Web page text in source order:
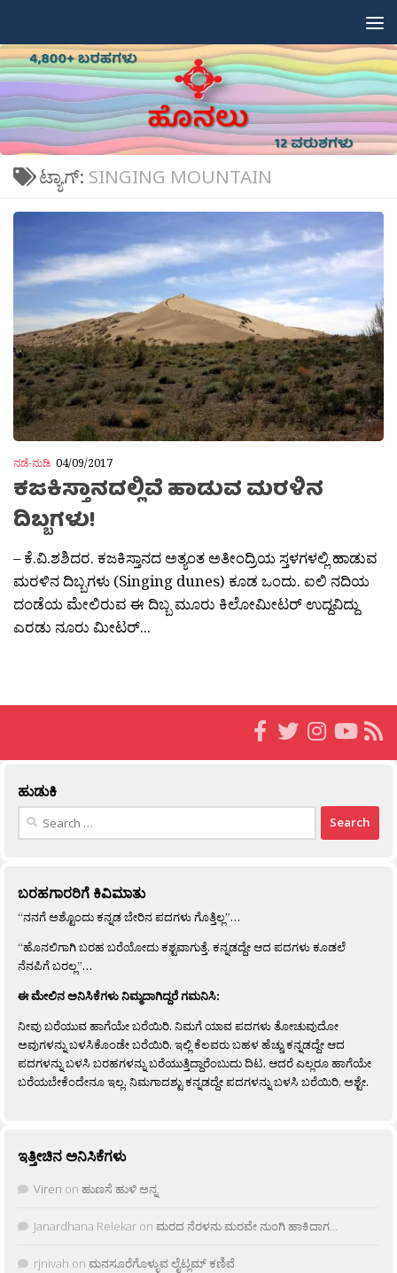
ಟ್ಯಾಗ್: SINGING MOUNTAIN
ನಡೆ-ನುಡಿ 04/09/2017
ಕಜಕಿಸ್ತಾನದಲ್ಲಿವೆ ಹಾಡುವ ಮರಳಿನ
ದಿಬ್ಬಗಳು!
– ಕೆ.ವಿ.ಶಶಿದರ. ಕಜಕಿಸ್ತಾನದ ಅತ್ಯಂತ ಅತೀಂದ್ರಿಯ ಸ್ತಳಗಳಲ್ಲಿ ಹಾಡುವ
ಮರಳಿನ ದಿಬ್ಬಗಳು (Singing dunes) ಕೂಡ ಒಂದು. ಐಲಿ ನದಿಯ
ದಂಡೆಯ ಮೇಲಿರುವ ಈ ದಿಬ್ಬ ಮೂರು ಕಿಲೋಮೀಟರ್ ಉದ್ದವಿದ್ದು
ಎರಡು ನೂರು ಮೀಟರ್...
ಹುಡುಕಿ
Search
ಬರಹಗಾರರಿಗೆ ಕಿವಿಮಾತು
“ನನಗೆ ಅಶ್ಟೊಂದು ಕನ್ನಡ ಬೇರಿನ ಪದಗಳು ಗೊತ್ತಿಲ್ಲ”…
“ಹೊನಲಿಗಾಗಿ ಬರಹ ಬರೆಯೋದು ಕಶ್ಟವಾಗುತ್ತೆ. ಕನ್ನಡದ್ದೇ ಆದ ಪದಗಳು ಕೂಡಲೆ
ನೆನಪಿಗೆ ಬರಲ್ಲ”…
ಈ ಮೇಲಿನ ಅನಿಸಿಕೆಗಳು ನಿಮ್ಮದಾಗಿದ್ದರೆ ಗಮನಿಸಿ:
ನೀವು ಬರೆಯುವ ಹಾಗೆಯೇ ಬರೆಯಿರಿ. ನಿಮಗೆ ಯಾವ ಪದಗಳು ತೋಚುವುದೋ
ಅವುಗಳನ್ನು ಬಳಸಿಕೊಂಡೇ ಬರೆಯಿರಿ. ಇಲ್ಲಿ ಕೆಲವರು ಬಹಳ ಹೆಚ್ಚು ಕನ್ನಡದ್ದೇ ಆದ
ಪದಗಳನ್ನು ಬಳಸಿ ಬರಹಗಳನ್ನು ಬರೆಯುತ್ತಿದ್ದಾರೆಂಬುದು ದಿಟ. ಆದರೆ ಎಲ್ಲರೂ ಹಾಗೆಯೇ
ಬರೆಯಬೇಕೆಂದೇನೂ ಇಲ್ಲ. ನಿಮಗಾದಶ್ಟು ಕನ್ನಡದ್ದೇ ಪದಗಳನ್ನು ಬಳಸಿ ಬರೆಯಿರಿ, ಅಶ್ಟೇ.
ಇತ್ತೀಚಿನ ಅನಿಸಿಕೆಗಳು
Viren on ಹುಣಸೆ ಹುಳಿ ಅನ್ನ
Janardhana Relekar on ಮರದ ನೆರಳನು ಮರವೇ ನುಂಗಿ ಹಾಕಿದಾಗ…
rjnivah on ಮನಸೂರೆಗೊಳ್ಳುವ ಲೈಟ್ಲಮ್ ಕಣಿವೆ